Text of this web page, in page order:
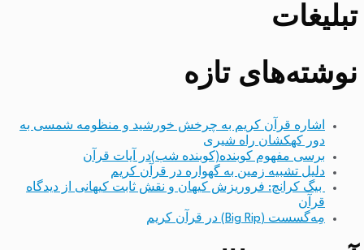
تبلیغات
نوشته‌های تازه
اشاره قرآن کریم به چرخش خورشید و منظومه شمسی به
دور کهکشان راه شیری
برسی مفهوم کوبنده(کوبنده شب)در آیات قرآن
دلیل تشبیه زمین به گهواره در قرآن کریم
بیگ کرانچ: فروریزش کیهان و نقش ثابت کیهانی از دیدگاه
قرآن
مِه‌گسست (Big Rip) در قرآن کریم